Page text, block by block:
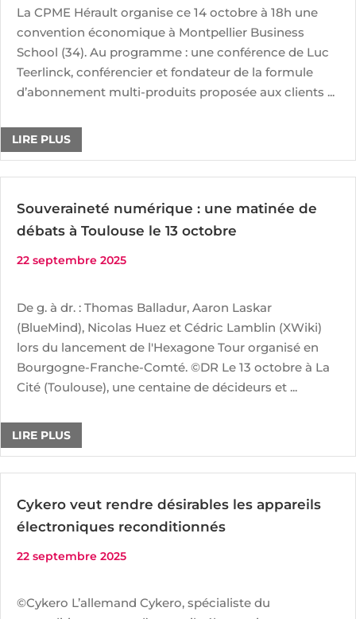
La CPME Hérault organise ce 14 octobre à 18h une
convention économique à Montpellier Business
School (34). Au programme : une conférence de Luc
Teerlinck, conférencier et fondateur de la formule
d’abonnement multi-produits proposée aux clients ...
LIRE PLUS
Souveraineté numérique : une matinée de
débats à Toulouse le 13 octobre
22 septembre 2025
De g. à dr. : Thomas Balladur, Aaron Laskar
(BlueMind), Nicolas Huez et Cédric Lamblin (XWiki)
lors du lancement de l'Hexagone Tour organisé en
Bourgogne-Franche-Comté. ©DR Le 13 octobre à La
Cité (Toulouse), une centaine de décideurs et ...
LIRE PLUS
Cykero veut rendre désirables les appareils
électroniques reconditionnés
22 septembre 2025
©Cykero L’allemand Cykero, spécialiste du